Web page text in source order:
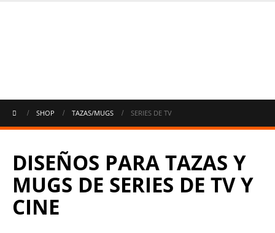
SHOP TAZAS/MUGS SERIES DE TV
DISEÑOS PARA TAZAS Y
MUGS DE SERIES DE TV Y
CINE